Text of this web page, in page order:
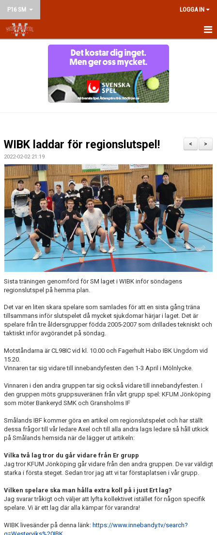
P16 SM LOGGA IN
BILDGALLERI
DOKUMENT
KONTAKT
>
<
WIBK laddar för regionslutspel!
2022-02-02 21:19
Sista träningen genomförd för SM laget i WIBK inför söndagens
regionslutspel på hemma plan.
Det var en liten skara spelare som samlades för att en sista gång träna
tillsammans inför slutspelet då mycket sjukdomar härjar i laget. Det är
spelare från tre åldersgrupper födda 2005-2007 som drillades tekniskt och
taktiskt inför avgörandet på söndag.
Motståndarna är CL98IC vid kl. 10.00 och Fagerhult Habo IBK Ungdom vid
15.20.
Vinnaren tar sig vidare till innebandyfesten den 1-3 April i Mölnlycke.
Vinnaren i den andra gruppen tar sig också vidare till innebandyfesten. I
den gruppen möts gruppsuveränen från vårt grupp spel: KFUM Jönköping
som möter Bankeryd SMK och Gransholms IF
Smålands IBF kommer göra en artikel om regionslutspelet och har ställt
dessa frågor till vår ledare Axel och till alla andra lags ledare så håll utkick
på Smålands hemsida när de lägger ut artikeln:
Vilka två lag tror du går vidare från Er grupp
Jag tror KFUM Jönköping går vidare från den andra gruppen. De var väldigt
starka i första steget. Sedan tror jag att vi tar förstaplatsen i vår grupp.
Vilken spelare ska man hålla extra koll på i just Ert lag?
Jag svarar tråkigt och väljer att lyfta kollektivet istället för någon specifik
spelare. Vi är ett lag där alla kämpar för varandra!
WIBK livesänder på denna länk: https://www.innebandy.tv/search?